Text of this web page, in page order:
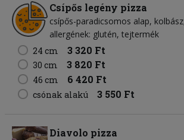
Csípős legény pizza
csípős-paradicsomos alap kolbász
allergének: glutén, tejtermék
24 cm
3 320 Ft
30 cm 3 820 Ft
46 cm 6 420 Ft
csónak alakú 3 550 Ft
Diavolo pizza